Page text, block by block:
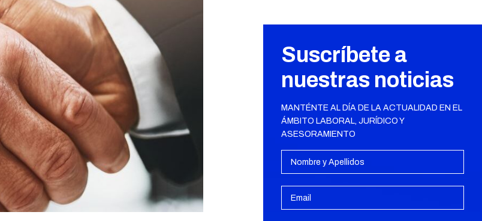
Suscríbete a
nuestras noticias
MANTÉNTE AL DÍA DE LA ACTUALIDAD EN EL
ÁMBITO LABORAL, JURÍDICO Y
ASESORAMIENTO